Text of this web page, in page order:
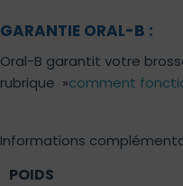
GARANTIE ORAL-B :
Oral-B garantit votre
rubrique »comment
Informations
POIDS